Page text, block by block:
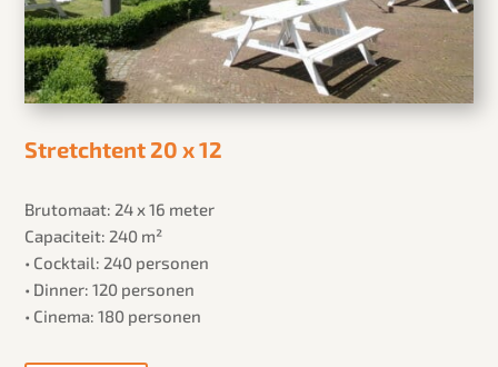
Stretchtent 20 x 12
Brutomaat: 24 x 16 meter
Capaciteit: 240 m²
• Cocktail: 240 personen
• Dinner: 120 personen
• Cinema: 180 personen